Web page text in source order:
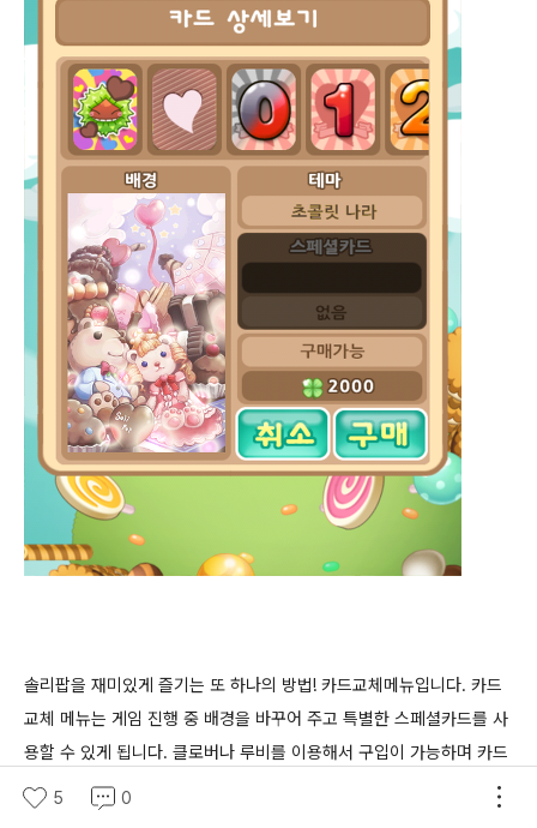
솔리팝을 재미있게 즐기는 또 하나의 방법! 카드교체메뉴입니다. 카드
교체 메뉴는 게임 진행 중 배경을 바꾸어 주고 특별한 스페셜카드를 사
용할 수 있게 됩니다. 클로버나 루비를 이용해서 구입이 가능하며 카드
별로 스페셜 카드의 유무와 종류가 달라집니다. 다양한 종류의 카드들
5 0